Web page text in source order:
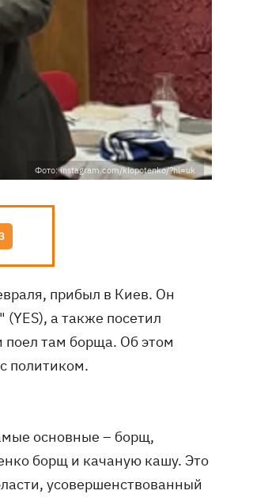
Фото: instagram.com/klopotenko/?hl=uk
прибыл в Киев. Он
а также посетил
поел там борща. Об этом
политиком.
основные – борщ,
борщ и качаную кашу. Это
усовершенствованный